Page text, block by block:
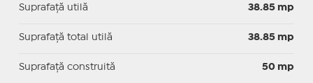
Suprafaţă utilă 38.85 mp
Suprafaţă total utilă 38.85 mp
Suprafaţă construită 50 mp